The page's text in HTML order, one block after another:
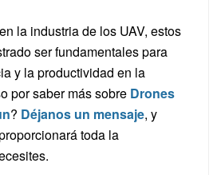
la industria de los UAV, estos
ser fundamentales para
y la productividad en la
por saber más sobre Drones
? Déjanos un mensaje, y
toda la